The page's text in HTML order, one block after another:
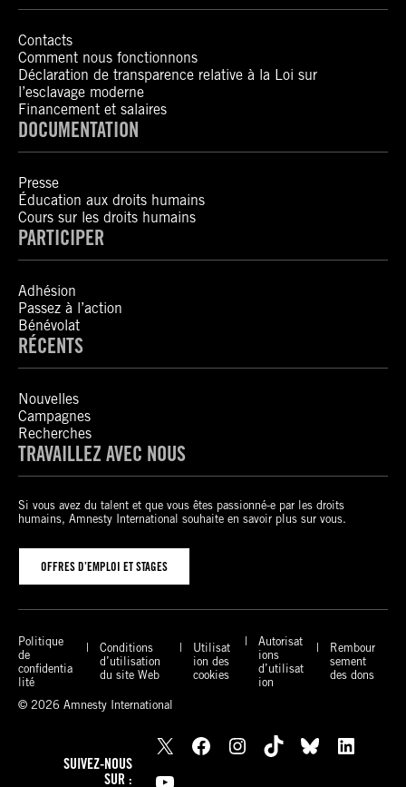
Contacts
Comment nous fonctionnons
Déclaration de transparence relative à la Loi sur
l’esclavage moderne
Financement et salaires
DOCUMENTATION
Presse
Éducation aux droits humains
Cours sur les droits humains
PARTICIPER
Adhésion
Passez à l’action
Bénévolat
RÉCENTS
Nouvelles
Campagnes
Recherches
TRAVAILLEZ AVEC NOUS
Si vous avez du talent et que vous êtes passionné-e par les droits
humains, Amnesty International souhaite en savoir plus sur vous.
OFFRES D’EMPLOI ET STAGES
Politique
de
confidentia
lité
Conditions
d’utilisation
du site Web
Utilisat
ion des
cookies
Autorisat
ions
d’utilisat
ion
Rembour
sement
des dons
© 2026 Amnesty International
SUIVEZ-NOUS
SUR :
X Facebook Instagram TikTok Bluesky
LinkedIn
YouTube